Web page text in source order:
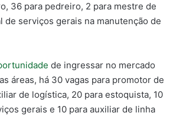
36 para pedreiro, 2 para mestre de
de serviços gerais na manutenção de
de ingressar no mercado
áreas, há 30 vagas para promotor de
de logística, 20 para estoquista, 10
gerais e 10 para auxiliar de linha